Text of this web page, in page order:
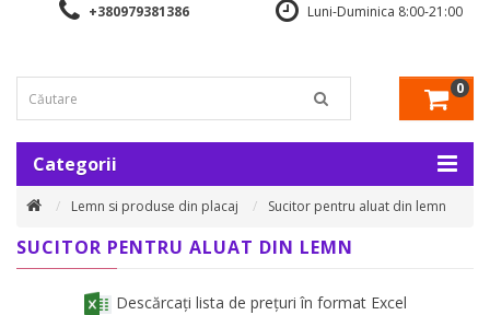
+380979381386 Luni-Duminica 8:00-21:00
0
Categorii
Lemn si produse din placaj Sucitor pentru aluat din lemn
SUCITOR PENTRU ALUAT DIN LEMN
Descărcați lista de prețuri în format Excel